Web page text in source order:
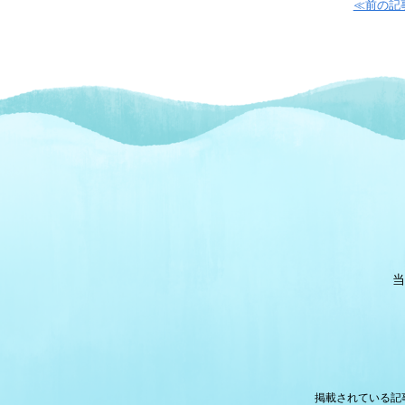
≪前の記
掲載されている